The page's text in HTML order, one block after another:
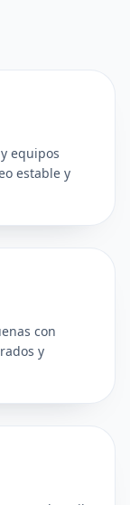
equipos
estable y
con
y